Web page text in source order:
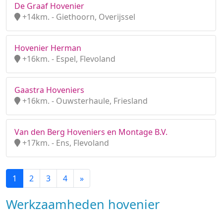
De Graaf Hovenier
+14km. - Giethoorn, Overijssel
Hovenier Herman
+16km. - Espel, Flevoland
Gaastra Hoveniers
+16km. - Ouwsterhaule, Friesland
Van den Berg Hoveniers en Montage B.V.
+17km. - Ens, Flevoland
1 2 3 4 »
Werkzaamheden hovenier